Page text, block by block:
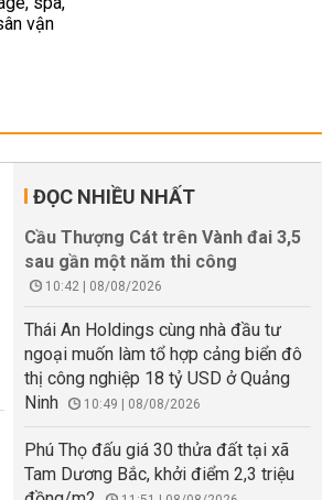
ĐỌC NHIỀU NHẤT
Cầu Thượng Cát trên Vành đai 3,5
sau gần một năm thi công
10:42 | 08/08/2026
Thái An Holdings cùng nhà đầu tư
ngoại muốn làm tổ hợp cảng biển đô
thị công nghiệp 18 tỷ USD ở Quảng
Ninh
10:49 | 08/08/2026
Phú Thọ đấu giá 30 thửa đất tại xã
Tam Dương Bắc, khởi điểm 2,3 triệu